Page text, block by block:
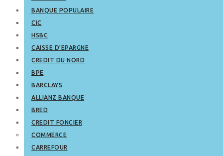
BANQUE POPULAIRE
CIC
HSBC
CAISSE D’EPARGNE
CREDIT DU NORD
BPE
BARCLAYS
ALLIANZ BANQUE
BRED
CREDIT FONCIER
COMMERCE
CARREFOUR